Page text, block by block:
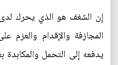
إن الشغف هو الذي يحرك لدى
المجازفة والإقدام والعزم
يدفعه إلى التحمل والمكابدة